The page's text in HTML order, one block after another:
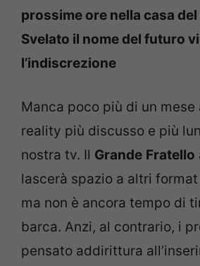
prossime ore nella casa del
Svelato il nome del futuro
l’indiscrezione
Manca poco più di un mese
reality più discusso e più
nostra tv. Il Grande Fratello
lascerà spazio a altri
ma non è ancora tempo di
barca. Anzi, al contrario, i
pensato addirittura